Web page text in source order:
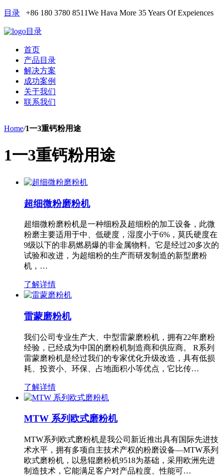
目录 +86 180 3780 8511We Hava More 35 Years Of Expeiences
目录
首页
产品目录
解决方案
成功案例
关于我们
联系我们
Home/1一3重钙粉用途
1一3重钙粉用途
超细微粉磨粉机
超细微粉磨粉机是一种细粉及超细粉的加工设备，此微
粉磨主要适用于中、低硬度，湿度小于6%，莫氏硬度在
9级以下的非易燃易爆的非金属物料。它是经过20多次的
试验和改进，为超细粉的生产而研发制造的新型磨粉
机，…
了解详情
雷蒙磨粉机
我们公司专业生产大、中型雷蒙磨粉机，拥有22年磨粉
经验，已经成为中国的磨粉机制造商和供应商。 R系列
雷蒙磨粉机是经过我们的专家优化升级改造，具有低损
耗、投资小、环保、占地面积小等优点，它比传…
了解详情
MTW 系列欧式磨粉机
MTW系列欧式磨粉机是我公司新近推出具有国际先进技
术水平，拥有多项自主技术产权的粉磨设备—MTW系列
欧式磨粉机，以悬辊磨粉机9518为基础，采用欧洲先进
制造技术，它能满足客户对产品粒度、性能可…